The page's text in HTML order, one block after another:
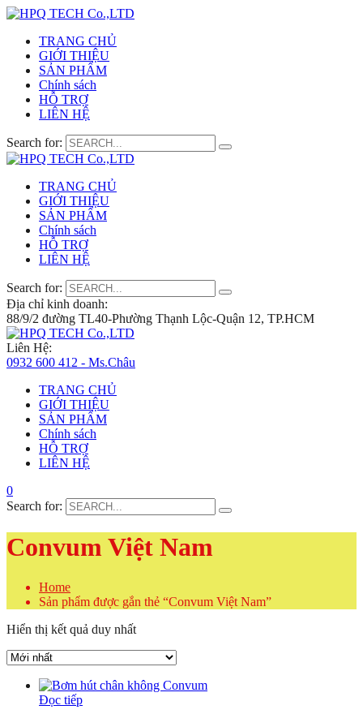
TRANG CHỦ
GIỚI THIỆU
SẢN PHẨM
Chính sách
HỖ TRỢ
LIÊN HỆ
Search for:
TRANG CHỦ
GIỚI THIỆU
SẢN PHẨM
Chính sách
HỖ TRỢ
LIÊN HỆ
Search for:
Địa chỉ kinh doanh:
88/9/2 đường TL40-Phường Thạnh Lộc-Quận 12, TP.HCM
Liên Hệ:
0932 600 412 - Ms.Châu
TRANG CHỦ
GIỚI THIỆU
SẢN PHẨM
Chính sách
HỖ TRỢ
LIÊN HỆ
0
Search for:
Convum Việt Nam
Home
Sản phẩm được gắn thẻ “Convum Việt Nam”
Hiển thị kết quả duy nhất
Đọc tiếp